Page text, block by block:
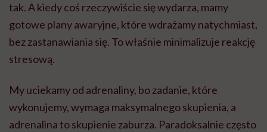
tak. A kiedy coś rzeczywiście się wydarza, mamy
gotowe plany awaryjne, które wdrażamy natychmiast,
bez zastanawiania się. To właśnie minimalizuje reakcję
stresową.
My uciekamy od adrenaliny, bo zadanie, które
wykonujemy, wymaga maksymalnego skupienia, a
adrenalina to skupienie zaburza. Paradoksalnie często